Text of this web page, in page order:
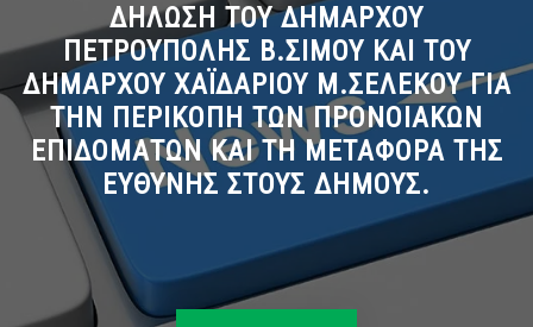
ΔΗΛΩΣΗ ΤΟΥ ΔΗΜΑΡΧΟΥ
ΠΕΤΡΟΥΠΟΛΗΣ Β.ΣΙΜΟΥ ΚΑΙ ΤΟΥ
ΔΗΜΑΡΧΟΥ ΧΑΪΔΑΡΙΟΥ Μ.ΣΕΛΕΚΟΥ ΓΙΑ
ΤΗΝ ΠΕΡΙΚΟΠΗ ΤΩΝ ΠΡΟΝΟΙΑΚΩΝ
ΕΠΙΔΟΜΑΤΩΝ ΚΑΙ ΤΗ ΜΕΤΑΦΟΡΑ ΤΗΣ
ΕΥΘΥΝΗΣ ΣΤΟΥΣ ΔΗΜΟΥΣ.